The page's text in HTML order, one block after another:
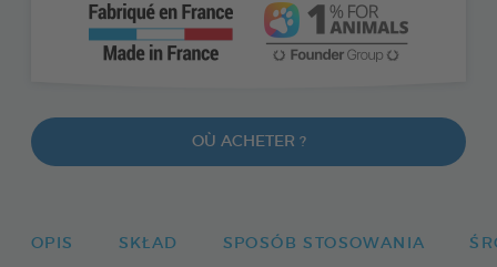
OÙ ACHETER ?
OPIS SKŁAD SPOSÓB STOSOWANIA